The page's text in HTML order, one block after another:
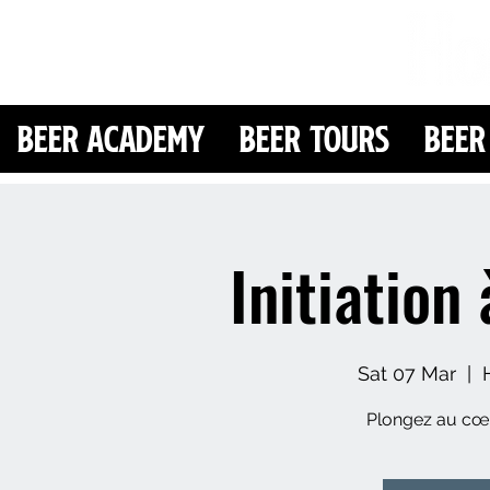
Beer Academy Beer Tours
Initiation
Sat 07 Mar
  |
Plongez au